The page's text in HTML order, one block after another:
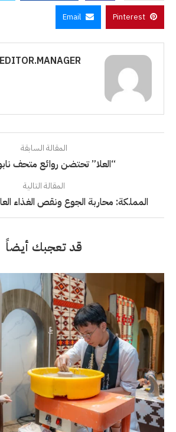
Pinterest
Email
EDITOR.MANAGER
المقالة السابقة
“العلا” تحتضن روائع متحف
المقالة التالية
المملكة: محاربة الجوع ونقص الغذاء
قد تعجبك أيضاً